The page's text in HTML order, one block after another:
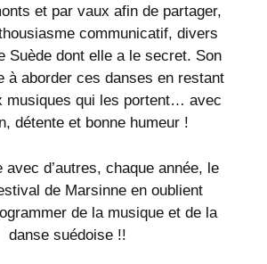
et par vaux afin de partager,
communicatif, divers
Suède dont elle a le secret. Son
à aborder ces danses en restant
musiques qui les portent… avec
détente et bonne humeur !
avec d’autres, chaque année, le
de Marsinne en oublient
de la musique et de la
danse suédoise !!